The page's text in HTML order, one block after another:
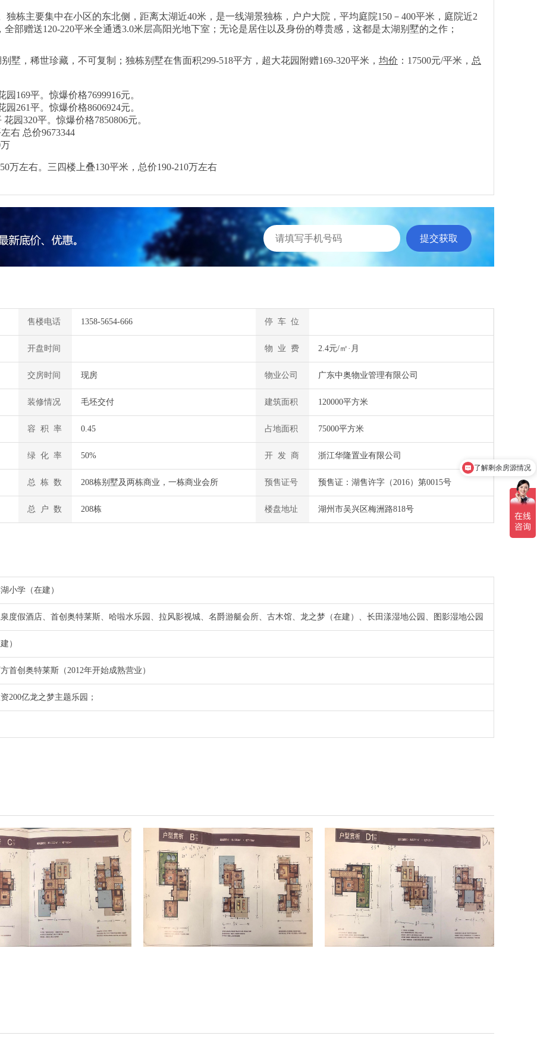
栋主要集中在小区的东北侧，距离太湖近40米，是一线湖景独栋，户户大院，平均庭院150－400平米，庭院近2
部赠送120-220平米全通透3.0米层高阳光地下室；无论是居住以及身份的尊贵感，这都是太湖别墅的之作；
墅，稀世珍藏，不可复制；独栋别墅在售面积299-518平方，超大花园附赠169-320平米， 均价 ：17500元/平米， 总
169平。惊爆价格7699916元。
261平。惊爆价格8606924元。
园320平。惊爆价格7850806元。
右 总价9673344
万左右。三四楼上叠130平米，总价190-210万左右
售楼电话 1358-5654-666 停 车 位
开盘时间 物 业 费 2.4元/㎡·月
交房时间 现房 物业公司 广东中奥物业管理有限公司
装修情况 毛坯交付 建筑面积 120000平方米
容 积 率 0.45 占地面积 75000平方米
绿 化 率 50% 开 发 商 浙江华隆置业有限公司
总 栋 数 208栋别墅及两栋商业，一栋商业会所 预售证号 预售证：湖售许字（2016）第0015号
总 户 数 208栋 楼盘地址 湖州市吴兴区梅洲路818号
小学（在建）
度假酒店、首创奥特莱斯、哈啦水乐园、拉风影视城、名爵游艇会所、古木馆、龙之梦（在建）、长田漾湿地公园、图影湿地公园
）
首创奥特莱斯（2012年开始成熟营业）
200亿龙之梦主题乐园；
了解剩余房源情况